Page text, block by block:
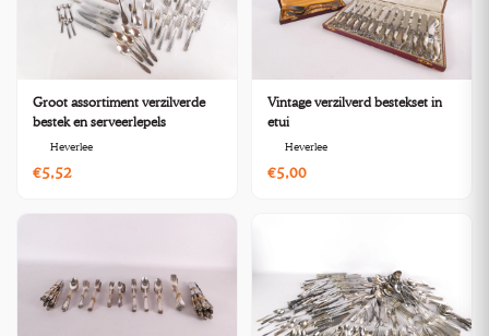
Groot assortiment verzilverde
bestek en serveerlepels
Heverlee
€5,52
Vintage verzilverd bestekset in
etui
Heverlee
€5,00